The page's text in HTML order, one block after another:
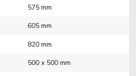
575 mm
605 mm
820 mm
500 x 500 mm